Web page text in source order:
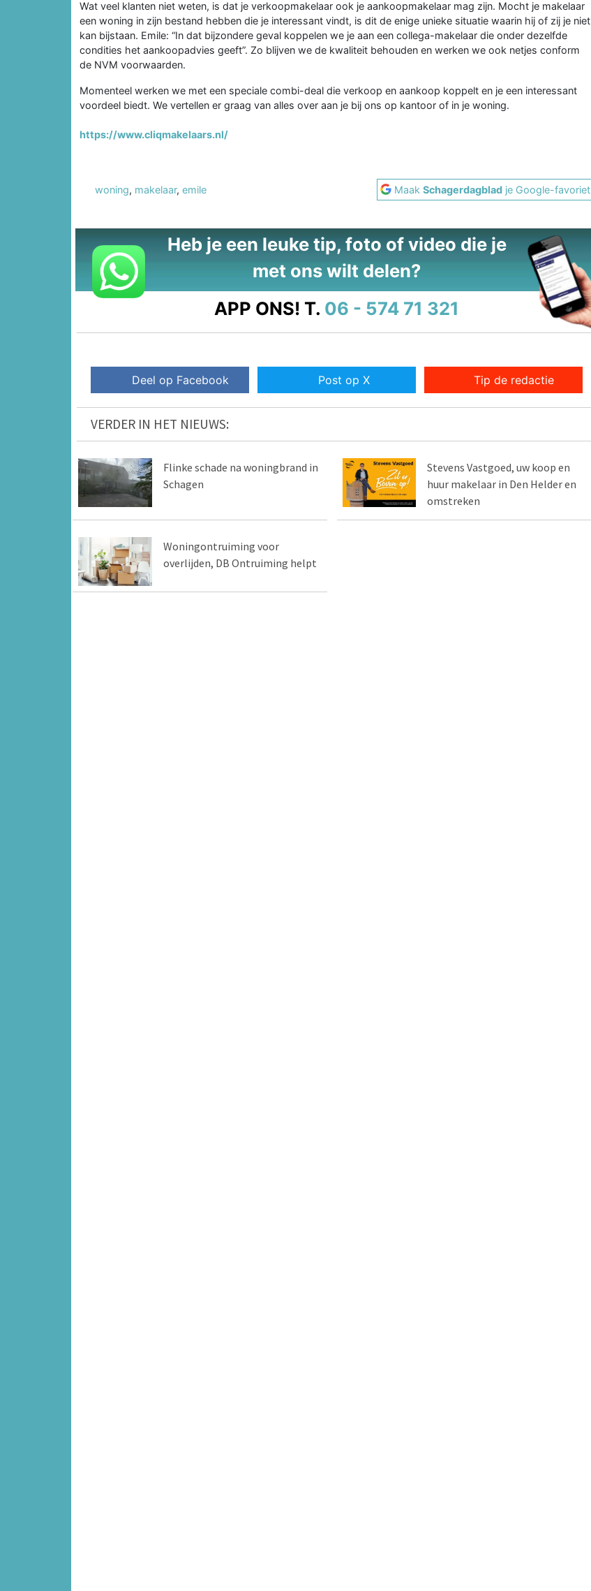
Wat veel klanten niet weten, is dat je verkoopmakelaar ook je aankoopmakelaar mag zijn. Mocht je makelaar
een woning in zijn bestand hebben die je interessant vindt, is dit de enige unieke situatie waarin hij of zij je niet
kan bijstaan. Emile: “In dat bijzondere geval koppelen we je aan een collega-makelaar die onder dezelfde
condities het aankoopadvies geeft”. Zo blijven we de kwaliteit behouden en werken we ook netjes conform
de NVM voorwaarden.
Momenteel werken we met een speciale combi-deal die verkoop en aankoop koppelt en je een interessant
voordeel biedt. We vertellen er graag van alles over aan je bij ons op kantoor of in je woning.
https://www.cliqmakelaars.nl/
woning, makelaar, emile MaakSchagerdagblad je Google-favoriet
Heb je een leuke tip, foto of video die je
met ons wilt delen?
APP ONS! T. 06 - 574 71 321
Deel op Facebook Post op X Tip de redactie
VERDER IN HET NIEUWS:
Flinke schade na woningbrand in
Schagen
Stevens Vastgoed, uw koop en
huur makelaar in Den Helder en
omstreken
Woningontruiming voor
overlijden, DB Ontruiming helpt